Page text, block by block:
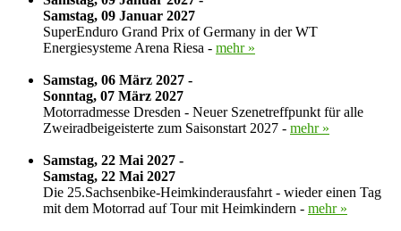
Samstag, 09 Januar 2027
SuperEnduro Grand Prix of Germany in der WT
Energiesysteme Arena Riesa - mehr »
Samstag, 06 März 2027 -
Sonntag, 07 März 2027
Motorradmesse Dresden - Neuer Szenetreffpunkt für alle
Zweiradbeigeisterte zum Saisonstart 2027 - mehr »
Samstag, 22 Mai 2027 -
Samstag, 22 Mai 2027
Die 25.Sachsenbike-Heimkinderausfahrt - wieder einen Tag
mit dem Motorrad auf Tour mit Heimkindern - mehr »